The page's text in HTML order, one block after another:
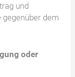
und
dem
oder